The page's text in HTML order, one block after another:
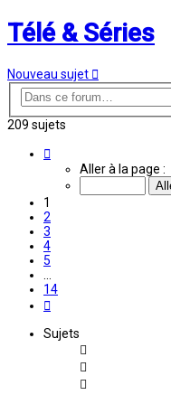
Télé & Séries
Nouveau sujet
209 sujets
Aller à la page :
1
2
3
4
5
14
Sujets